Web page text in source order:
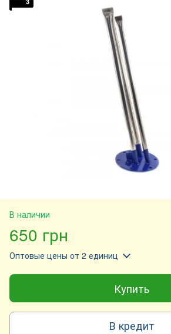
В наличии
650 грн
Оптовые цены от 2 единиц
Купить
В кредит